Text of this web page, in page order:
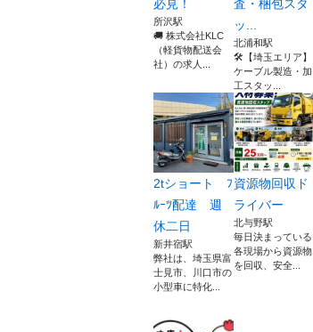
必見！
所沢駅
🚚 株式会社KLC
（軽貨物配送会
社）の求人...
査・梱包スタ
ッ...
北浦和駅
🛠️【埼玉エリア】
ケーブル製造・加
工スタッ...
2tショート ﾌ
ﾙｰﾂ配達 週
休二日
新井宿駅
弊社は、埼玉県富
士見市、川口市の
小型車に特化...
資源物回収ド
ライバー
北与野駅
毎日決まっている
各現場から資源物
を回収、安全...